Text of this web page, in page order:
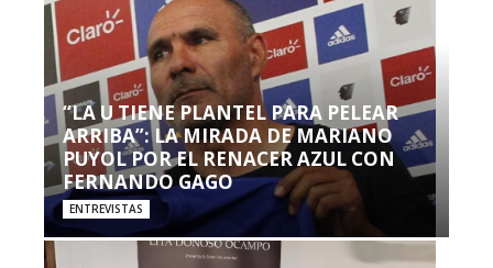
“LA U TIENE PLANTEL PARA PELEAR
ARRIBA”: LA MIRADA DE MARIANO
PUYOL POR EL RENACER AZUL CON
FERNANDO GAGO
ENTREVISTAS